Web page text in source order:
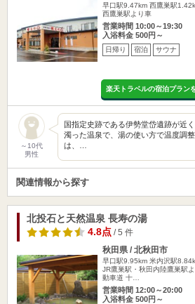
早口駅9.47km 西鷹巣駅
西鷹巣駅より車
営業時間 10:00～19:30
入浴料金 500円～
日帰り 宿泊 サウナ
楽天トラベルの宿泊プラン
～10代
男性
国指定史跡である伊勢堂岱遺跡が近
濁った温泉で、湯の使い方で温度調
は、…
関連情報から探す
北投石と天然温泉 長寿の湯
4.8点/ 5 件
秋田県 / 北秋田市
早口駅9.95km 米内沢駅
JR鷹巣駅・秋田内陸鷹巣駅
動車道 十…
営業時間 12:00～20:00
入浴料金 500円～